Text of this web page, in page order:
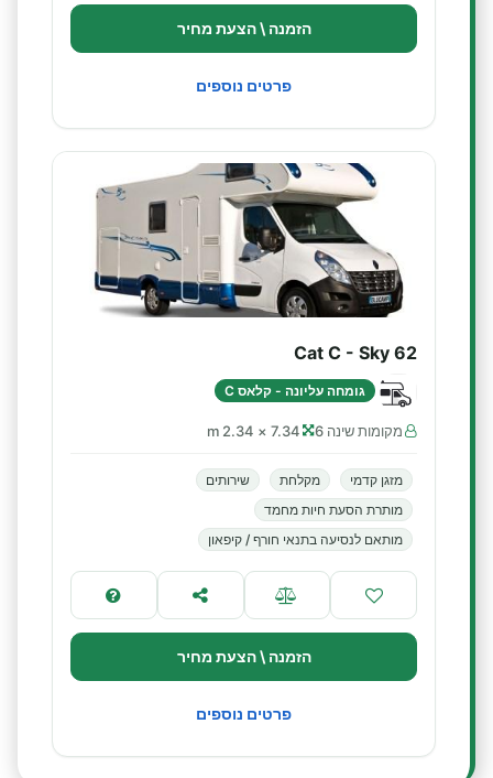
הזמנה \ הצעת מחיר
פרטים נוספים
Cat C - Sky 62
גומחה עליונה - קלאס C
מקומות שינה 6 7.34 × 2.34 m
מזגן קדמי מקלחת
שירותים
מותרת הסעת חיות מחמד
מותאם לנסיעה בתנאי חורף / קיפאון
הזמנה \ הצעת מחיר
פרטים נוספים